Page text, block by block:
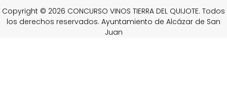
Copyright © 2026 CONCURSO VINOS TIERRA DEL QUIJOTE. Todos
los derechos reservados. Ayuntamiento de Alcázar de San
Juan